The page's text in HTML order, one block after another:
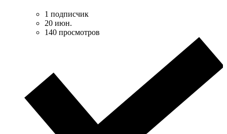
1 подписчик
20 июн.
140 просмотров